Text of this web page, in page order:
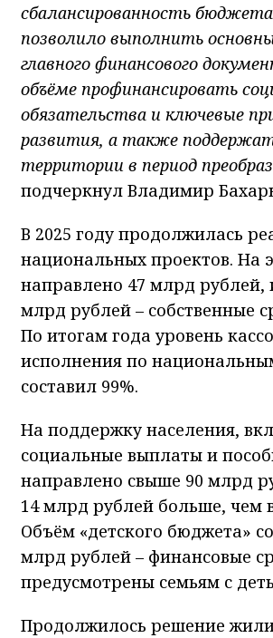
сбалансированность
позволило выполнить
главного финансового
объёме профинансировать
обязательства и ключевые
развития, а также
территории в период
подчеркнул Владимир
В 2025 году продолжилась
национальных проектов. На
направлено 47 млрд рублей,
млрд рублей – собственные
По итогам года уровень
исполнения по
составил 99%.
На поддержку населения,
социальные выплаты и
направлено свыше 90 млрд
14 млрд рублей больше, чем
Объём «детского бюджета»
млрд рублей – финансовые
предусмотрены семьям с
Продолжилось решение